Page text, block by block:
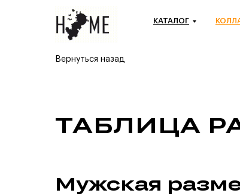
КАТАЛОГ
Вернуться назад
ТАБЛИЦА
Мужская